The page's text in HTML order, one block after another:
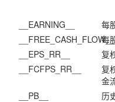
__EARNING__
每
__FREE_CASH_FLOW__
每
__EPS_RR__
复
__FCFPS_RR__
复
金
__PB__
历